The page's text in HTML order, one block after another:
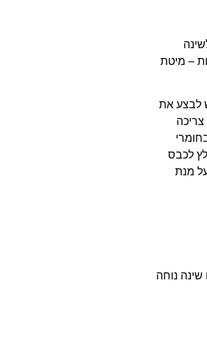
– מיטת
לבצע את
בחומרי
לכבס
מנת
נוחה